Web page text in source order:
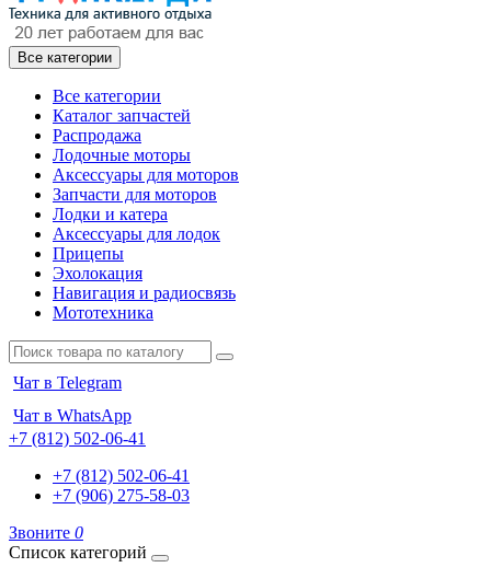
Все категории
Все категории
Каталог запчастей
Распродажа
Лодочные моторы
Аксессуары для моторов
Запчасти для моторов
Лодки и катера
Аксессуары для лодок
Прицепы
Эхолокация
Навигация и радиосвязь
Мототехника
Чат в Telegram
Чат в WhatsApp
+7 (812) 502-06-41
+7 (812) 502-06-41
+7 (906) 275-58-03
Звоните 0
Список категорий